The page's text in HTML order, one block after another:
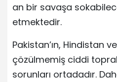
an bir savaşa
etmektedir.
Pakistan’ın, Hindistan
çözülmemiş ciddi
sorunları ortadadır.